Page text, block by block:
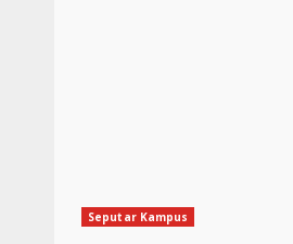
Seputar Kampus